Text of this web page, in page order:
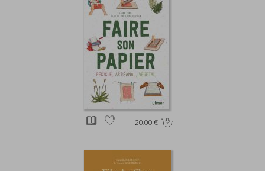
20.00 €